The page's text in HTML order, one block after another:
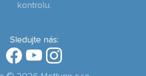
Sledujte nás:
kontrolu.